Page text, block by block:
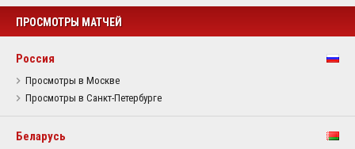
ПРОСМОТРЫ МАТЧЕЙ
Россия
Просмотры в Москве
Просмотры в Санкт-Петербурге
Беларусь